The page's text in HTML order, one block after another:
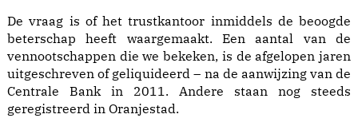
De vraag is of het trustkantoor inmiddels de beoogde
beterschap heeft waargemaakt. Een aantal van de
vennootschappen die we bekeken, is de afgelopen jaren
uitgeschreven of geliquideerd – na de aanwijzing van de
Centrale Bank in 2011. Andere staan nog steeds
geregistreerd in Oranjestad.